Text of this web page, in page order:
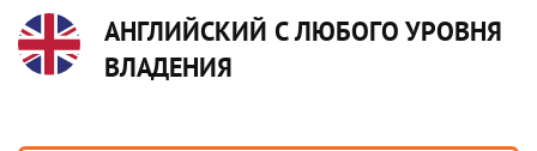
АНГЛИЙСКИЙ С ЛЮБОГО УРОВНЯ
ВЛАДЕНИЯ